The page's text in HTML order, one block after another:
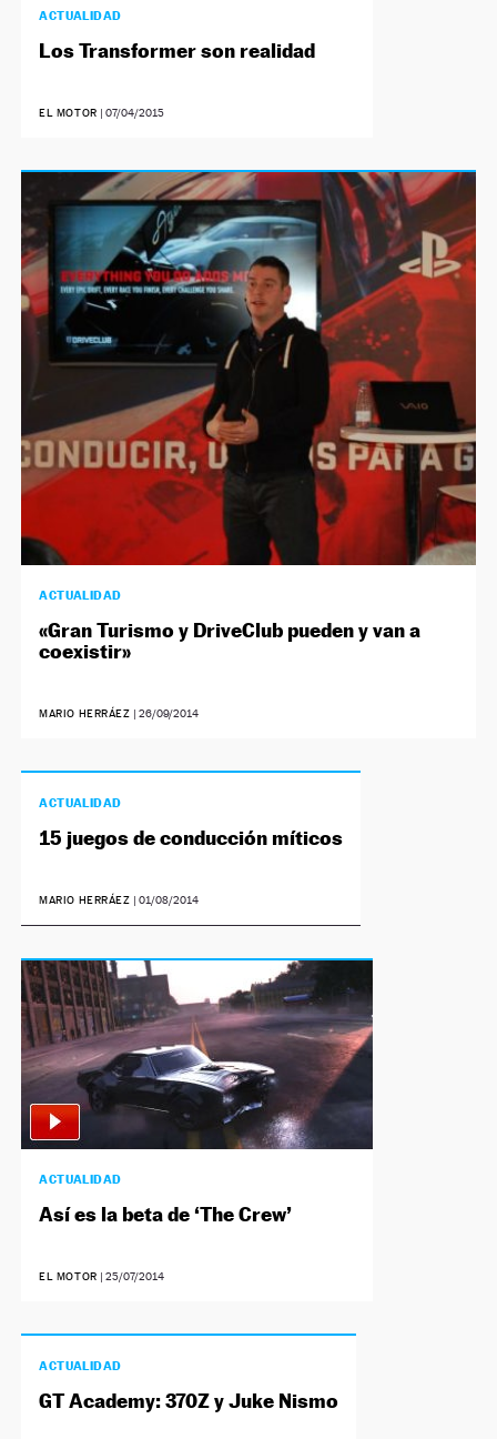
ACTUALIDAD
Los Transformer son realidad
EL MOTOR | 07/04/2015
ACTUALIDAD
«Gran Turismo y DriveClub pueden y van a
coexistir»
MARIO HERRÁEZ | 26/09/2014
ACTUALIDAD
15 juegos de conducción míticos
MARIO HERRÁEZ | 01/08/2014
ACTUALIDAD
Así es la beta de ‘The Crew’
EL MOTOR | 25/07/2014
ACTUALIDAD
GT Academy: 370Z y Juke Nismo